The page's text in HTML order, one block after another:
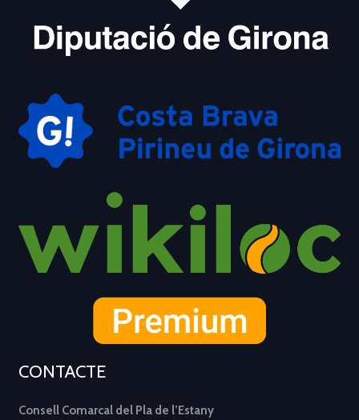
CONTACTE
Consell Comarcal del Pla de l’Estany